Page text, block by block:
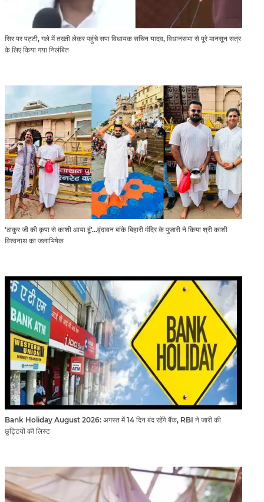
सिर पर पट्टी, गले में तख्ती लेकर पहुंचे सपा विधायक सचिन यादव, विधानसभा से पूरे मानसून सत्र
के लिए किया गया निलंबित
'ठाकुर जी की कृपा से काशी आया हूं'...वृंदावन बांके बिहारी मंदिर के पुजारी ने किया श्री काशी
विश्वनाथ का जलाभिषेक
Bank Holiday August 2026: अगस्त में 14 दिन बंद रहेंगे बैंक, RBI ने जारी की
छुट्टियों की लिस्ट​​​​​​​